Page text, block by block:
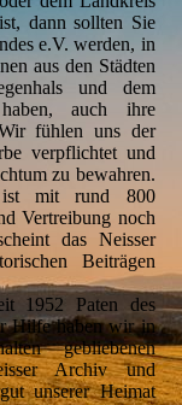
dann sollten Sie
e.V. werden, in
aus den Städten
und dem
haben, auch ihre
fühlen uns der
verpflichtet und
zu bewahren.
ist mit rund 800
Vertreibung noch
das Neisser
Beiträgen
1952 Paten des
Hilfe haben wir in
gebliebenen
Archiv und
unserer Heimat